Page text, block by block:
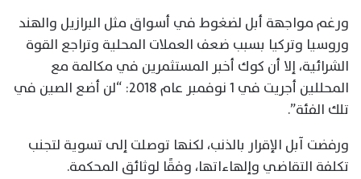
ورغم مواجهة أبل لضغوط في أسواق مثل البرازيل والهند
وروسيا وتركيا بسبب ضعف العملات المحلية وتراجع القوة
الشرائية، إلا أن كوك أخبر المستثمرين في مكالمة مع
المحللين أجريت في 1 نوفمبر عام 2018: “لن أضع الصين في
تلك الفئة”.
ورفضت آبل الإقرار بالذنب، لكنها توصلت إلى تسوية لتجنب
تكلفة التقاضي وإلهاءاتها، وفقًا لوثائق المحكمة.